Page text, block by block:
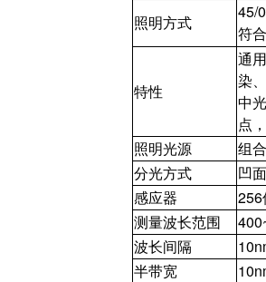
照明方式
45/
符
特性
通
染
中
点
照明光源
组
分光方式
凹
感应器
256
测量波长范围
波长间隔
半带宽